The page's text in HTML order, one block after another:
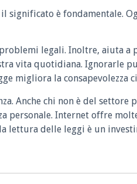
significato è fondamentale.
legali. Inoltre, aiuta a
vita quotidiana. Ignorarle
migliora la consapevolezza
Anche chi non è del settore
personale. Internet offre
lettura delle leggi è un